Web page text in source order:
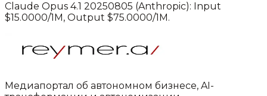
Claude Opus 4.1 20250805 (Anthropic): Input
$15.0000/1M, Output $75.0000/1M.
Медиапортал об автономном бизнесе, AI-